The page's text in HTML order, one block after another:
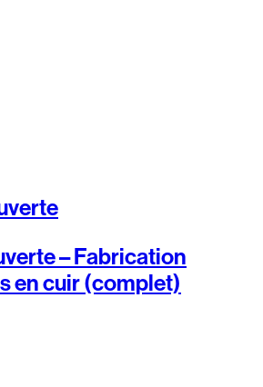
– Fabrication
en cuir (complet)